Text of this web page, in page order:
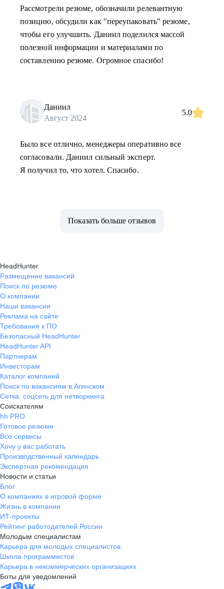
Рассмотрели резюме, обозначили релевантную
позицию, обсудили как "переупаковать" резюме,
чтобы его улучшить. Даниил поделился массой
полезной информации и материалами по
составлению резюме. Огромное спасибо!
Даниил
Август 2024
5.0
Было все отлично, менеджеры оперативно все
согласовали. Даниил сильный эксперт.
Я получил то, что хотел. Спасибо.
Показать больше отзывов
HeadHunter
Размещение вакансий
Поиск по резюме
О компании
Наши вакансии
Реклама на сайте
Требования к ПО
Безопасный HeadHunter
HeadHunter API
Партнерам
Инвесторам
Каталог компаний
Поиск по вакансиям в Агинском
Сетка: соцсеть для нетворкинга
Соискателям
hh PRO
Готовое резюме
Все сервисы
Хочу у вас работать
Производственный календарь
Экспертная рекомендация
Новости и статьи
Блог
О компаниях в игровой форме
Жизнь в компании
ИТ-проекты
Рейтинг работодателей России
Молодым специалистам
Карьера для молодых специалистов
Школа программистов
Карьера в некоммерческих организациях
Боты для уведомлений